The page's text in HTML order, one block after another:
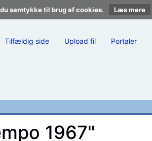
samtykke til brug af cookies. Læs mere
Tilfældig side Upload fil Portaler
1967"